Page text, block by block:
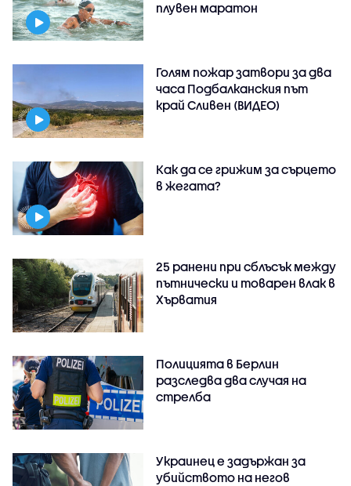
плувен маратон
Голям пожар затвори за два
часа Подбалканския път
край Сливен (ВИДЕО)
Как да се грижим за сърцето
в жегата?
25 ранени при сблъсък между
пътнически и товарен влак в
Хърватия
Полицията в Берлин
разследва два случая на
стрелба
Украинец е задържан за
убийството на негов